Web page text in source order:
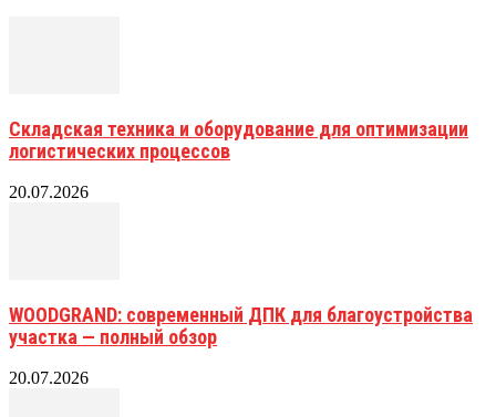
Складская техника и оборудование для оптимизации
логистических процессов
20.07.2026
WOODGRAND: современный ДПК для благоустройства
участка — полный обзор
20.07.2026